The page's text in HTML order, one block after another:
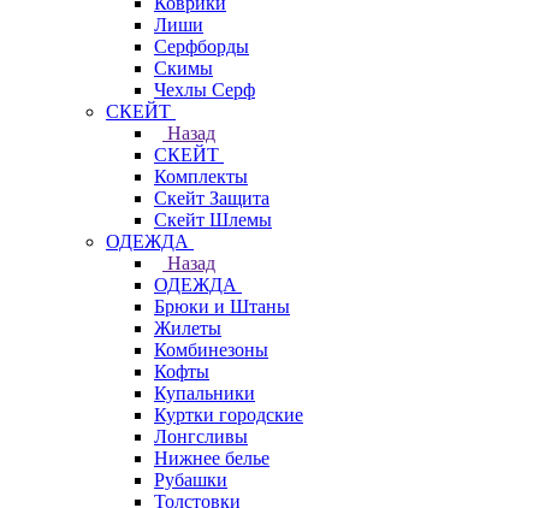
Лиши
Серфборды
Скимы
Чехлы Cерф
СКЕЙТ
Назад
СКЕЙТ
Комплекты
Скейт Защита
Скейт Шлемы
ОДЕЖДА
Назад
ОДЕЖДА
Брюки и Штаны
Жилеты
Комбинезоны
Кофты
Купальники
Куртки городские
Лонгсливы
Нижнее белье
Рубашки
Толстовки